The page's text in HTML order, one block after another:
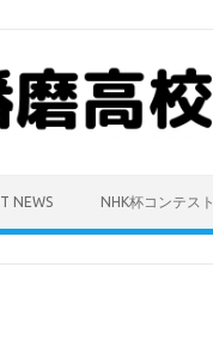
NEWS NHK杯コンテスト